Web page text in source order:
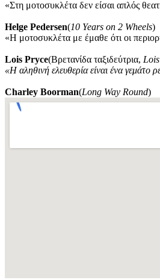
«Στη μοτοσυκλέτα δεν είσαι απλός
Helge Pedersen(10 Years on 2 Wheels)
«Η μοτοσυκλέτα με έμαθε ότι οι
Lois Pryce(Βρετανίδα ταξιδεύτρια,
«Η αληθινή ελευθερία είναι ένα
Charley Boorman(Long Way Round)